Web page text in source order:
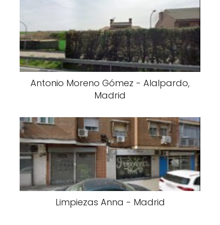
Antonio Moreno Gómez - Alalpardo,
Madrid
Limpiezas Anna - Madrid